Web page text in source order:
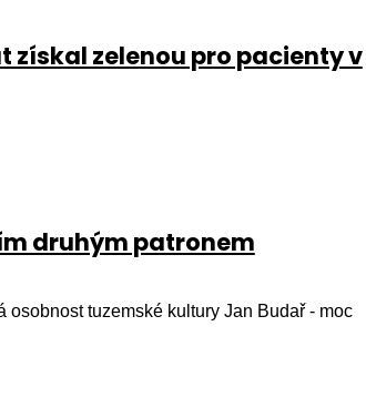
získal zelenou pro pacienty v
druhým patronem
tuzemské kultury Jan Budař - moc